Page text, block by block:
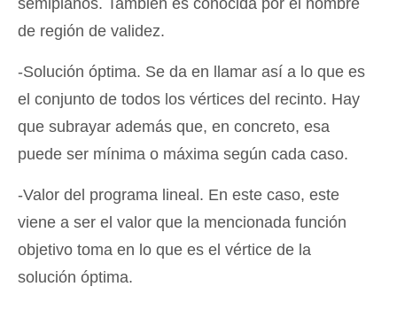
de región de validez.
-Solución óptima. Se da en llamar así a lo que es
el conjunto de todos los vértices del recinto. Hay
que subrayar además que, en concreto, esa
puede ser mínima o máxima según cada caso.
-Valor del programa lineal. En este caso, este
viene a ser el valor que la mencionada función
objetivo toma en lo que es el vértice de la
solución óptima.